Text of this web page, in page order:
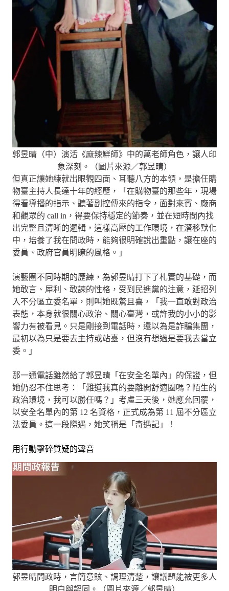
郭昱晴（中）演活《麻辣鮮師》中的萬老師角色，讓人印
象深刻。（圖片來源／郭昱晴）
但真正讓她練就出眼觀四面、耳聽八方的本領，是擔任購
物臺主持人長達十年的經歷，「在購物臺的那些年，現場
得看導播的指示、聽著副控傳來的指令，面對來賓、廠商
和觀眾的 call in，得要保持穩定的節奏，並在短時間內找
出完整且清晰的邏輯，這樣高壓的工作環境，在潛移默化
中，培養了我在問政時，能夠很明確說出重點，讓在座的
委員、政府官員明瞭的風格。」
演藝圈不同時期的歷練，為郭昱晴打下了札實的基礎，而
她敢言、犀利、敢諫的性格，受到民進黨的注意，延招列
入不分區立委名單，則叫她既驚且喜，「我一直敢對政治
表態，本身就很關心政治、關心臺灣，或許我的小小的影
響力有被看見。只是剛接到電話時，還以為是詐騙集團，
最初以為只是要去主持或站臺，但沒有想過是要我去當立
委。」
那一通電話雖然給了郭昱晴「在安全名單內」的保證，但
她仍忍不住思考：「難道我真的要離開舒適圈嗎？陌生的
政治環境，我可以勝任嗎？」考慮三天後，她應允回覆，
以安全名單內的第 12 名資格，正式成為第 11 屆不分區立
法委員。這一段際遇，她笑稱是「奇遇記」！
用行動擊碎質疑的聲音
郭昱晴問政時，言簡意賅、調理清楚，讓議題能被更多人
明白與認同。（圖片來源／郭昱晴）